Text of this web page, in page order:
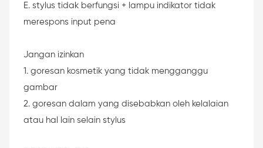
E. stylus tidak berfungsi + lampu indikator tidak
merespons input pena
Jangan izinkan
1. goresan kosmetik yang tidak mengganggu
gambar
2. goresan dalam yang disebabkan oleh kelalaian
atau hal lain selain stylus